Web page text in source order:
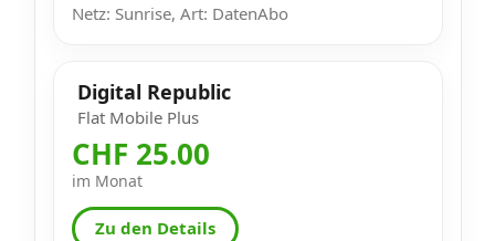
Netz: Sunrise, Art: DatenAbo
Digital Republic
Flat Mobile Plus
CHF 25.00
im Monat
Zu den Details